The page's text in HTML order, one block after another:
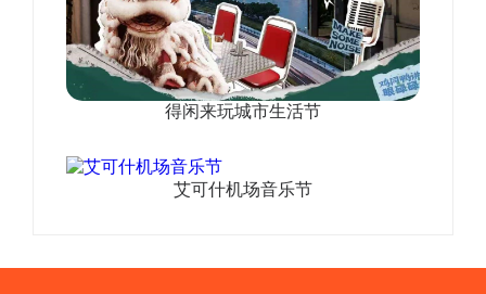
得闲来玩城市生活节
艾可什机场音乐节